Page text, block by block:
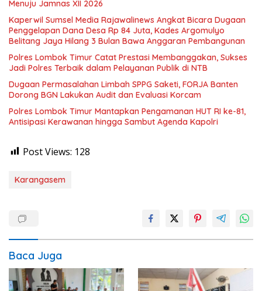
Menuju Jamnas XII 2026
Kaperwil Sumsel Media Rajawalinews Angkat Bicara Dugaan
Penggelapan Dana Desa Rp 84 Juta, Kades Argomulyo
Belitang Jaya Hilang 3 Bulan Bawa Anggaran Pembangunan
Polres Lombok Timur Catat Prestasi Membanggakan, Sukses
Jadi Polres Terbaik dalam Pelayanan Publik di NTB
Dugaan Permasalahan Limbah SPPG Saketi, FORJA Banten
Dorong BGN Lakukan Audit dan Evaluasi Korcam
Polres Lombok Timur Mantapkan Pengamanan HUT RI ke-81,
Antisipasi Kerawanan hingga Sambut Agenda Kapolri
Post Views: 128
Karangasem
Baca Juga